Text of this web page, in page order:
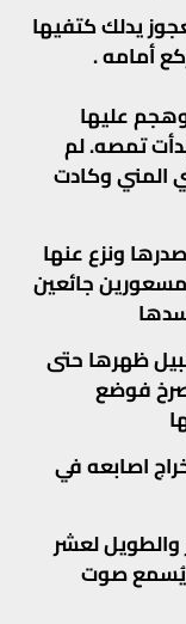
بحدود 40 عاما اقترب العجوز يدلك كتفيها
أمامه .
عليها
تمصه. لم
المني وكادت
ونزع عنها
مسعورين جائعين
ظهرها حتى
فوضع
اصابعه في
والطويل لعشر
يُسمع صوت